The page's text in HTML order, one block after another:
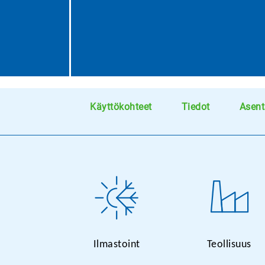
Käyttökohteet Tiedot
Ilmastoint Teollisuus